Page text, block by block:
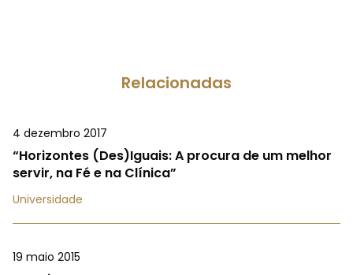
Relacionadas
4 dezembro 2017
“Horizontes (Des)Iguais: A procura de um melhor
servir, na Fé e na Clínica”
Universidade
19 maio 2015